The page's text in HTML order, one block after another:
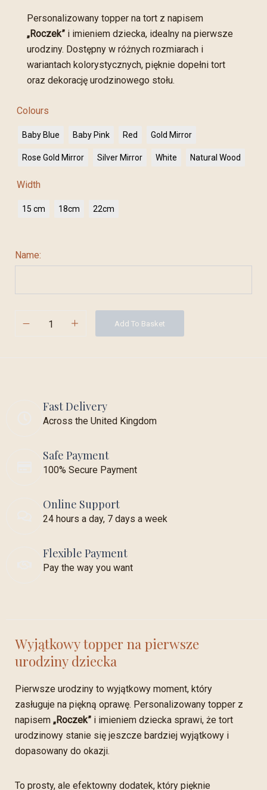
Personalizowany topper na tort z napisem
„Roczek” i imieniem dziecka, idealny na pierwsze
urodziny. Dostępny w różnych rozmiarach i
wariantach kolorystycznych, pięknie dopełni tort
oraz dekorację urodzinowego stołu.
Colours
Baby Blue Baby Pink Red Gold Mirror
Rose Gold Mirror Silver Mirror White Natural Wood
Width
15 cm 18cm 22cm
Name:
Add To Basket
Fast Delivery
Across the United Kingdom
Safe Payment
100% Secure Payment
Online Support
24 hours a day, 7 days a week
Flexible Payment
Pay the way you want
Wyjątkowy topper na pierwsze
urodziny dziecka
Pierwsze urodziny to wyjątkowy moment, który
zasługuje na piękną oprawę. Personalizowany topper z
napisem „Roczek” i imieniem dziecka sprawi, że tort
urodzinowy stanie się jeszcze bardziej wyjątkowy i
dopasowany do okazji.
To prosty, ale efektowny dodatek, który pięknie